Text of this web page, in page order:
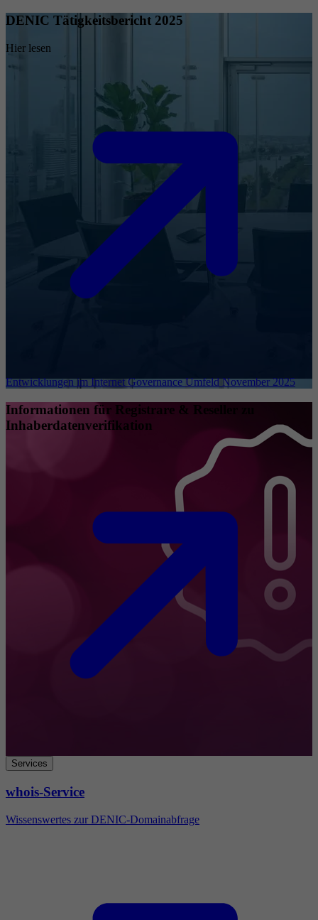
DENIC Tätigkeitsbericht 2025
Hier lesen
Entwicklungen im Internet Governance Umfeld November 2025
Informationen für Registrare & Reseller zu
Inhaberdatenverifikation
Services
whois-Service
Wissenswertes zur DENIC-Domainabfrage